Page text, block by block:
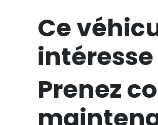
Ce
intéresse
Prenez